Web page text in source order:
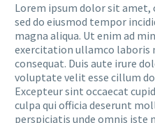
Lorem ipsum dolor sit
sed do eiusmod tempor
magna aliqua. Ut enim ad
exercitation ullamco laboris
consequat. Duis aute irure
voluptate velit esse cillum
Excepteur sint occaecat
culpa qui officia deserunt
perspiciatis unde omnis